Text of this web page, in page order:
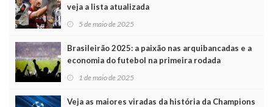
veja a lista atualizada
5 de maio de 2025
Brasileirão 2025: a paixão nas arquibancadas e a
economia do futebol na primeira rodada
1 de maio de 2025
Veja as maiores viradas da história da Champions